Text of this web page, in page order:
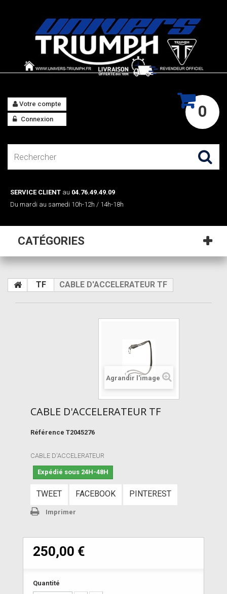
0
Votre compte
Connexion
SERVICE CLIENT au 04.76.49.49.09
Du mardi au samedi 10h-12h / 14h-18h
CATÉGORIES
TF CABLE D'ACCELERATEUR TF
Agrandir l'image
CABLE D'ACCELERATEUR TF
Référence T2045276
CABLE D'ACCELERATEUR
Expédié sous 24H-48H
TWEET FACEBOOK PINTEREST
Imprimer
250,00 €
Quantité